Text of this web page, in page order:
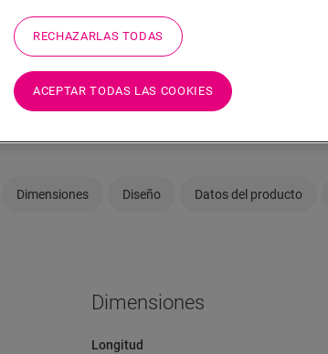
necesidades?
Ver en su habitación
Pedir una muestra
Dimensiones Diseño Datos del producto
Dimensiones
Longitud
RECHAZARLAS TODAS
ACEPTAR TODAS LAS COOKIES